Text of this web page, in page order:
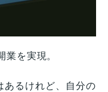
を実現。
あるけれど、自分の